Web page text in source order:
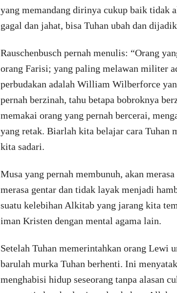
yang memandang dirinya cukup baik tidak
gagal dan jahat, bisa Tuhan ubah dan
Rauschenbusch pernah menulis: “Orang
orang Farisi; yang paling melawan militer
perbudakan adalah William Wilberforce
pernah berzinah, tahu betapa bobroknya
memakai orang yang pernah bercerai,
yang retak. Biarlah kita belajar cara Tuhan
kita sadari.
Musa yang pernah membunuh, akan
merasa gentar dan tidak layak menjadi
suatu kelebihan Alkitab yang jarang kita
iman Kristen dengan mental agama lain.
Setelah Tuhan memerintahkan orang Lewi
barulah murka Tuhan berhenti. Ini
menghabisi hidup seseorang tanpa alasan